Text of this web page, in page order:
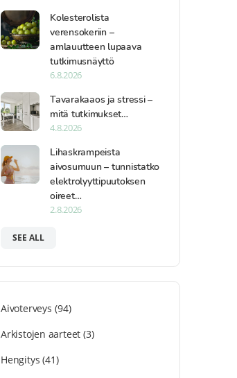
Kolesterolista
verensokeriin –
amlauutteen lupaava
tutkimusnäyttö
6.8.2026
Tavarakaaos ja stressi –
mitä tutkimukset…
4.8.2026
Lihaskrampeista
aivosumuun – tunnistatko
elektrolyyttipuutoksen
oireet…
2.8.2026
SEE ALL
Aivoterveys (94)
Arkistojen aarteet (3)
Hengitys (41)